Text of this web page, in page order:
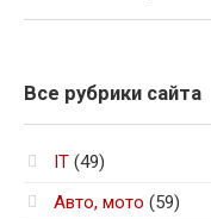
Все рубрики сайта
IT (49)
Авто, мото (59)